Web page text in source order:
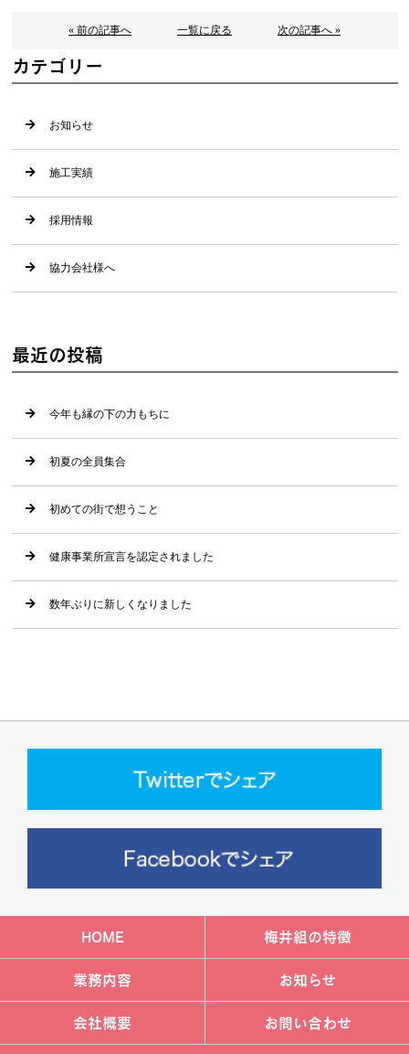
« 前の記事へ 一覧に戻る 次の記事へ »
カテゴリー
お知らせ
施工実績
採用情報
協力会社様へ
最近の投稿
今年も縁の下の力もちに
初夏の全員集合
初めての街で想うこと
健康事業所宣言を認定されました
数年ぶりに新しくなりました
HOME 梅井組の特徴
業務内容 お知らせ
会社概要 お問い合わせ